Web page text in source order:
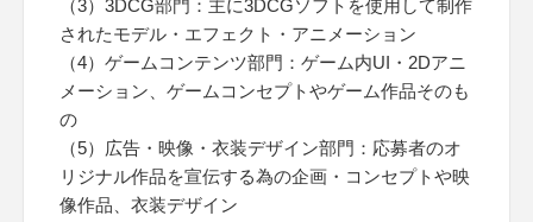
（3）3DCG部門：主に3DCGソフトを使用して制作
されたモデル・エフェクト・アニメーション
（4）ゲームコンテンツ部門：ゲーム内UI・2Dアニ
メーション、ゲームコンセプトやゲーム作品そのも
の
（5）広告・映像・衣装デザイン部門：応募者のオ
リジナル作品を宣伝する為の企画・コンセプトや映
像作品、衣装デザイン